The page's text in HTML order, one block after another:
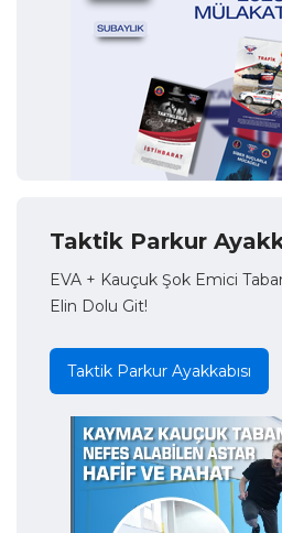
Taktik Parkur
EVA + Kauçuk Şok Emici
Elin Dolu Git!
Taktik Parkur Ayakkabısı